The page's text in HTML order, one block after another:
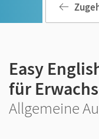
Easy
für
Allgemeine